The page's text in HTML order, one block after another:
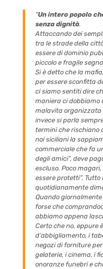
“Un intero popolo
senza dignità.
Attaccando dei
tra le strade della
essere di dominio
piccolo e fragile
Si è detto che la
per essere sconfitta
cisiamosentiti dire
maniera ci dobbiamo
malavita organizzata
invece si parla
termini che rischiano
noi siciliani la
commerciale che fa
degli amici”, deve
escluso. Poco
essere protetti”.
quotidianamente
Quando
forse che
abbiamo appena
Certo che no, eppure
d’abbigliamento, i
negozi di forniture
gelaterie, i cinema, i
onoranze funebri e chi